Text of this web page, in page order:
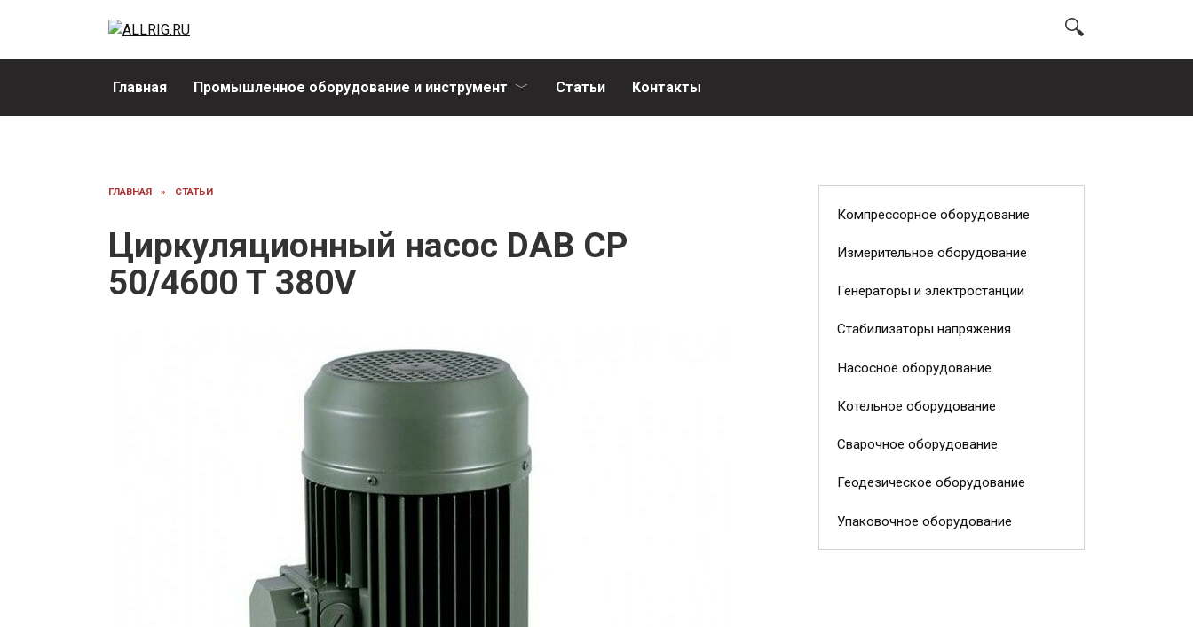
Главная Промышленное оборудование и инструмент Статьи Контакты
ГЛАВНАЯ » СТАТЬИ
Циркуляционный насос DAB CP
50/4600 T 380V
Компрессорное оборудование
Измерительное оборудование
Генераторы и электростанции
Стабилизаторы напряжения
Насосное оборудование
Котельное оборудование
Сварочное оборудование
Геодезическое оборудование
Упаковочное оборудование